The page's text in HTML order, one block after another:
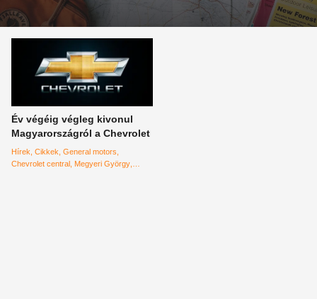
Év végéig végleg kivonul
Magyarországról a Chevrolet
Hírek Cikkek General motors
Chevrolet central Megyeri György